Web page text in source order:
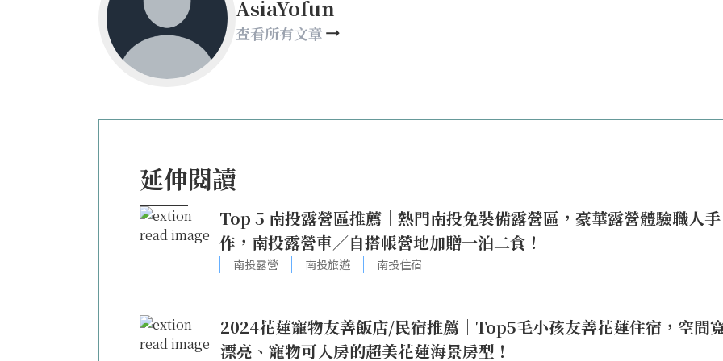
AsiaYofun
查看所有文章
延伸閱讀
Top 5 南投露營區推薦｜熱門南投免裝備露營區，豪華露營體驗職人手
作，南投露營車／自搭帳營地加贈一泊二食！
南投露營 南投旅遊 南投住宿
2024花蓮寵物友善飯店/民宿推薦｜Top5毛小孩友善花蓮住宿，空間
漂亮、寵物可入房的超美花蓮海景房型！